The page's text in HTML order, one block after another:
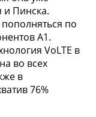
и Пинска.
по
А1.
VoLTE в
во всех
в
76%